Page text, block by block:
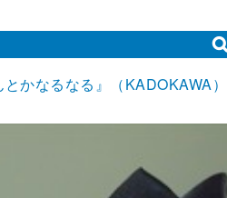
かなるなる』（KADOKAWA）